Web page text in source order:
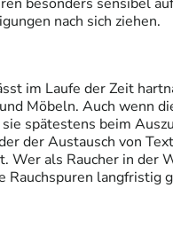
nach sich ziehen.
im Laufe der Zeit
Möbeln. Auch wenn
spätestens beim
der Austausch von
Wer als Raucher in der
Rauchspuren langfristig